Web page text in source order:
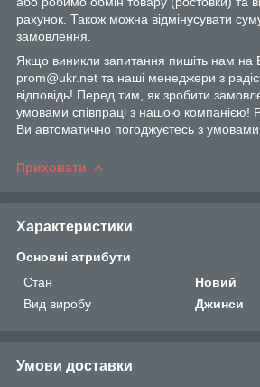
рахунок. Також можна відмінусувати
замовлення.
Якщо виникли запитання пишіть нам на
prom@ukr.net та наші менеджери з
відповідь! Перед тим, як зробити
умовами співпраці з нашою компанією!
Ви автоматично погоджуєтесь з умовами
Приховати
Характеристики
Основні атрибути
Стан
Новий
Вид виробу
Джинси
Умови доставки